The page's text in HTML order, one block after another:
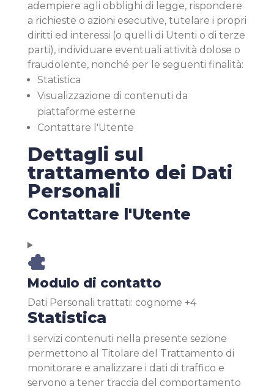
adempiere agli obblighi di legge, rispondere
a richieste o azioni esecutive, tutelare i propri
diritti ed interessi (o quelli di Utenti o di terze
parti), individuare eventuali attività dolose o
fraudolente, nonché per le seguenti finalità:
Statistica
Visualizzazione di contenuti da
piattaforme esterne
Contattare l'Utente
Dettagli sul
trattamento dei Dati
Personali
Contattare l'Utente
Modulo di contatto
Dati Personali trattati: cognome +4
Statistica
I servizi contenuti nella presente sezione
permettono al Titolare del Trattamento di
monitorare e analizzare i dati di traffico e
servono a tener traccia del comportamento